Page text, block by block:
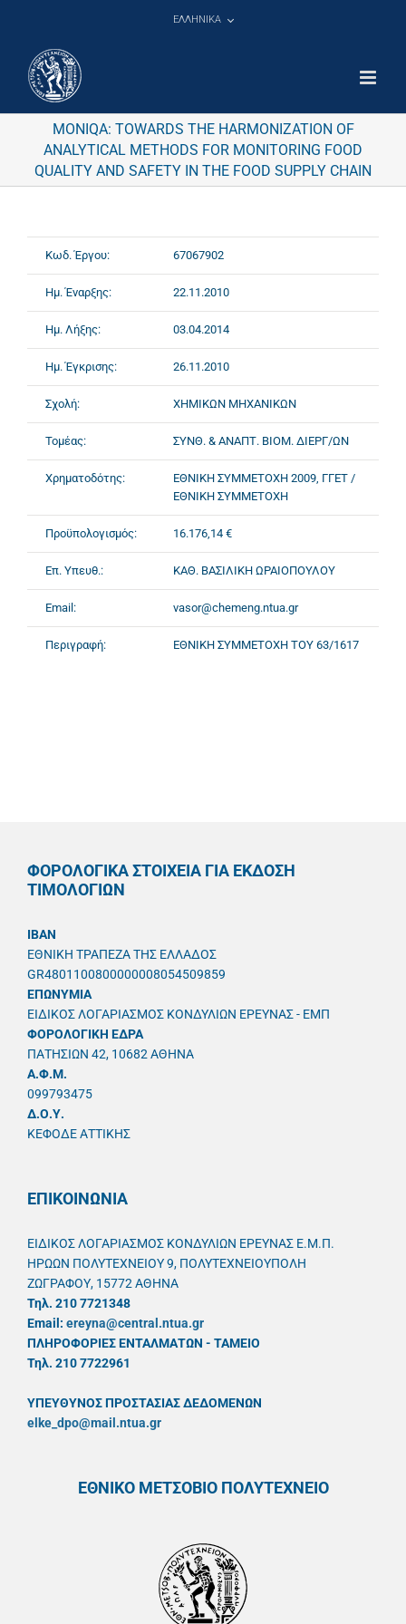
ΕΛΛΗΝΙΚΑ
MONIQA: TOWARDS THE HARMONIZATION OF
ANALYTICAL METHODS FOR MONITORING FOOD
QUALITY AND SAFETY IN THE FOOD SUPPLY CHAIN
Κωδ. Έργου: 67067902
Ημ. Έναρξης: 22.11.2010
Ημ. Λήξης: 03.04.2014
Ημ. Έγκρισης: 26.11.2010
Σχολή: ΧΗΜΙΚΩΝ ΜΗΧΑΝΙΚΩΝ
Τομέας: ΣΥΝΘ. & ΑΝΑΠΤ. ΒΙΟΜ. ΔΙΕΡΓ/ΩΝ
Χρηματοδότης:
ΕΘΝΙΚΗ ΣΥΜΜΕΤΟΧΗ 2009, ΓΓΕΤ /
ΕΘΝΙΚΗ ΣΥΜΜΕΤΟΧΗ
Προϋπολογισμός: 16.176,14 €
Επ. Υπευθ.: ΚΑΘ. ΒΑΣΙΛΙΚΗ ΩΡΑΙΟΠΟΥΛΟΥ
Email: vasor@chemeng.ntua.gr
Περιγραφή: ΕΘΝΙΚΗ ΣΥΜΜΕΤΟΧΗ ΤΟΥ 63/1617
ΦΟΡΟΛΟΓΙΚΑ ΣΤΟΙΧΕΙΑ ΓΙΑ ΕΚΔΟΣΗ
ΤΙΜΟΛΟΓΙΩΝ
IBAN
ΕΘΝΙΚΗ ΤΡΑΠΕΖΑ ΤΗΣ ΕΛΛΑΔΟΣ
GR4801100800000008054509859
ΕΠΩΝΥΜΙΑ
ΕΙΔΙΚΟΣ ΛΟΓΑΡΙΑΣΜΟΣ ΚΟΝΔΥΛΙΩΝ ΕΡΕΥΝΑΣ - ΕΜΠ
ΦΟΡΟΛΟΓΙΚΗ ΕΔΡΑ
ΠΑΤΗΣΙΩΝ 42, 10682 ΑΘΗΝΑ
A.Φ.Μ.
099793475
Δ.Ο.Υ.
ΚΕΦΟΔΕ ΑΤΤΙΚΗΣ
ΕΠΙΚΟΙΝΩΝΙΑ
ΕΙΔΙΚΟΣ ΛΟΓΑΡΙΑΣΜΟΣ ΚΟΝΔΥΛΙΩΝ ΕΡΕΥΝΑΣ Ε.Μ.Π.
ΗΡΩΩΝ ΠΟΛΥΤΕΧΝΕΙΟΥ 9, ΠΟΛΥΤΕΧΝΕΙΟΥΠΟΛΗ
ΖΩΓΡΑΦΟΥ, 15772 ΑΘΗΝΑ
Τηλ. 210 7721348
Email: ereyna@central.ntua.gr
ΠΛΗΡΟΦΟΡΙΕΣ ΕΝΤΑΛΜΑΤΩΝ - ΤΑΜΕΙΟ
Τηλ. 210 7722961
ΥΠΕΥΘYΝΟΣ ΠΡΟΣΤΑΣΙΑΣ ΔΕΔΟΜΕΝΩΝ
elke_dpo@mail.ntua.gr
ΕΘΝΙΚΟ ΜΕΤΣΟΒΙΟ ΠΟΛΥΤΕΧΝΕΙΟ